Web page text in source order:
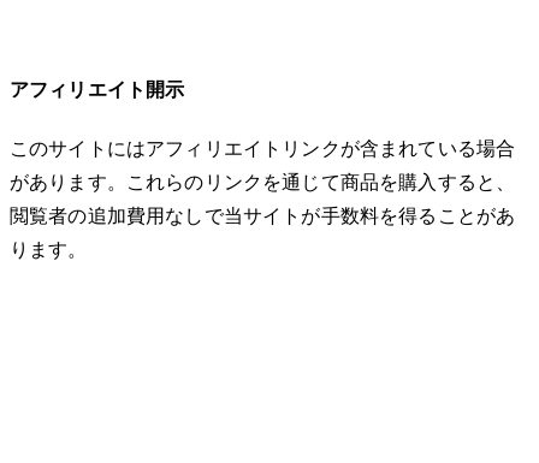
アフィリエイト開示
このサイトにはアフィリエイトリンクが含まれている場合
があります。これらのリンクを通じて商品を購入すると、
閲覧者の追加費用なしで当サイトが手数料を得ることがあ
ります。